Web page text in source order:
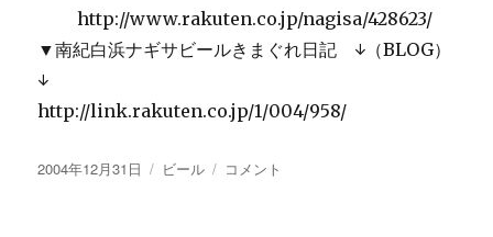
http://www.rakuten.co.jp/nagisa/428623/
▼南紀白浜ナギサビールきまぐれ日記 ↓（BLOG）
↓
http://link.rakuten.co.jp/1/004/958/
投
2004年12月31日
カ
ビール
【ナ
コメント